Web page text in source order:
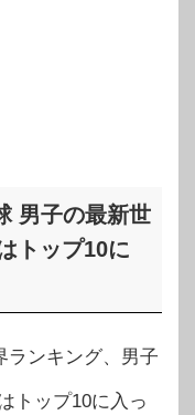
男子の最新世
トップ10に
ランキング、男子
トップ10に入っ